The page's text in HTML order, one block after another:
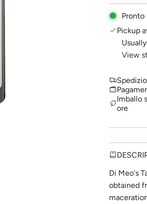
i
c
Pronto
Pickup
View
Imballo
ore
Di Meo's
obtained